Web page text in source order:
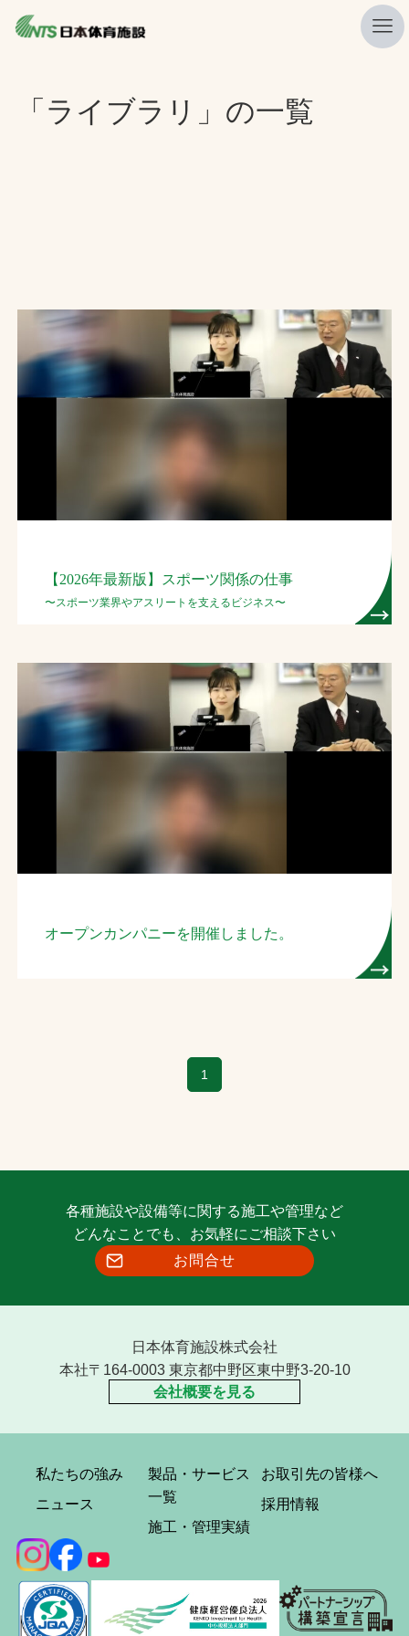
ニュース
会社概要
採用情報
検索
お取引先の皆様へ
ソーシャルメディアポリシー
文字の見えづらさや操作にお困りの方へ
「ライブラリ」の一覧
【2026年最新版】スポーツ関係の仕事
〜スポーツ業界やアスリートを支えるビジネス〜
オープンカンパニーを開催しました。
1
各種施設や設備等に関する施工や管理など
どんなことでも、お気軽にご相談下さい
お問合せ
日本体育施設株式会社
本社〒164-0003 東京都中野区東中野3-20-10
会社概要を見る
私たちの強み
ニュース
製品・サービス
一覧
施工・管理実績
お取引先の皆様へ
採用情報